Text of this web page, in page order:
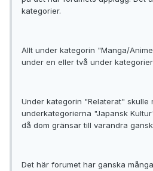
kategorier.
Allt under kategorin "Manga/
under en eller två under
Under kategorin "Relaterat" skulle
underkategorierna "Japansk
då dom gränsar till varandra
Det här forumet har ganska